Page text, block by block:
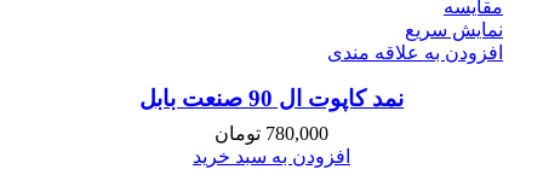
مقايسه
نمایش سریع
افزودن به علاقه مندی
نمد کاپوت ال 90 صنعت بابل
780,000 تومان
افزودن به سبد خرید